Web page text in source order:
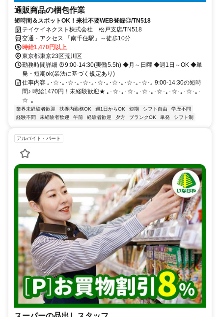
通販商品の梱包作業
短時間＆スポットOK！来社不要WEB登録◎/TN518
テイケイネクスト株式会社 松戸支店/TN518
交通・アクセス 「南千住駅」～徒歩10分
時給1,470円以上
東京都東京23区荒川区
勤務時間詳細 ⏰9:00-14:30(実働5.5h) ◆月～日曜 ◆週1日～OK ◆単
発・短期ok(業法に基づく規定あり)
仕事内容 ｡･☆･｡･☆･｡･☆･｡･☆･｡･☆･｡･☆･｡･☆･｡ 9:00-14:30の短時
間♪ 時給1470円！未経験歓迎★ ｡･☆･｡･☆･｡･☆･｡･☆･｡･☆･｡･☆･｡･
☆･｡ ...
業界未経験者歓迎 扶養内勤務OK 週1日からOK 短期 シフト自由
学歴不問
経験不問
未経験者歓迎 午前 経験者歓迎 夕方 ブランクOK 単発 シフト制
アルバイト・パート